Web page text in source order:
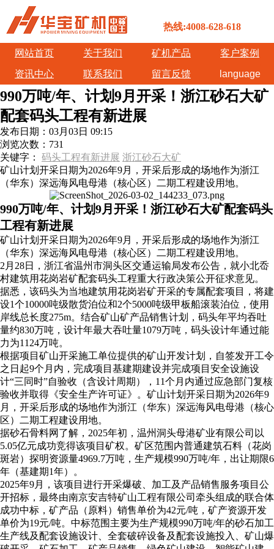
热线:4008-628-618
网站首页 关于我们 矿机产品
客户案例
资讯中心
联系我们 留言反馈 language
990万吨/年、计划9月开采！浙江砂石大矿
配套码头工程有新进展
发布日期： 03月03日 09:15
浏览次数： 731
关键字： 码头工程有新进展 浙江砂石大矿
矿山计划开采日期为2026年9月，开采后形成的场地作为浙江
（华东）深远海风电母港（核心区）二期工程建设用地。
990万吨/年、计划9月开采！浙江砂石大矿配套码头
工程有新进展
矿山计划开采日期为2026年9月，开采后形成的场地作为浙江
（华东）深远海风电母港（核心区）二期工程建设用地。
2月28日，浙江省温州市洞头区交通运输局发布公告，就小北岙
村建筑用花岗岩矿配套码头工程重大行政决策公开征求意见。
据悉，该码头为当地建筑用花岗岩矿开采的专属配套项目，将建
设1个10000吨级散货泊位和2个5000吨级甲板船滚装泊位，使用
岸线总长度275m。结合矿山矿产品销售计划，码头年平均吞吐
量约830万吨，设计年最大吞吐量1079万吨，码头设计年通过能
力为1124万吨。
根据项目矿山开采施工单位提供的矿山开发计划，自签发开工令
之日起9个月内，完成项目基建期建设并完成项目安全设施设
计“三同时”自验收（含设计周期），11个月内通过应急部门复核
验收并取得《安全生产许可证》。矿山计划开采日期为2026年9
月，开采后形成的场地作为浙江（华东）深远海风电母港（核心
区）二期工程建设用地。
据砂石骨料网了解，2025年初，温州洞头母港矿业有限公司以
5.05亿元成功竞得该项目矿权。矿区范围内普通建筑石料（花岗
斑岩）探明资源量4969.7万吨，生产规模990万吨/年，出让期限6
年（基建期1年）。
2025年9月，该项目进行开采爆破、加工及产品销售服务项目公
开招标，最终由南京安吉特矿山工程有限公司牵头组成的联合体
成功中标，矿产品（原料）销售单价为42元/吨，矿产资源开发
单价为19元/吨。中标范围主要为生产规模990万吨/年的砂石加工
生产线及配套设施设计、全套破碎设备及配套设施投入、矿山爆